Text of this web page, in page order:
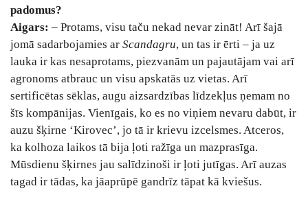
padomus?
Aigars: – Protams, visu taču nekad nevar zināt! Arī šajā
jomā sadarbojamies ar Scandagru, un tas ir ērti – ja uz
lauka ir kas nesaprotams, piezvanām un pajautājam vai arī
agronoms atbrauc un visu apskatās uz vietas. Arī
sertificētas sēklas, augu aizsardzības līdzekļus ņemam no
šīs kompānijas. Vienīgais, ko es no viņiem nevaru dabūt, ir
auzu šķirne ‘Kirovec’, jo tā ir krievu izcelsmes. Atceros,
ka kolhoza laikos tā bija ļoti ražīga un mazprasīga.
Mūsdienu šķirnes jau salīdzinoši ir ļoti jutīgas. Arī auzas
tagad ir tādas, ka jāaprūpē gandrīz tāpat kā kviešus.